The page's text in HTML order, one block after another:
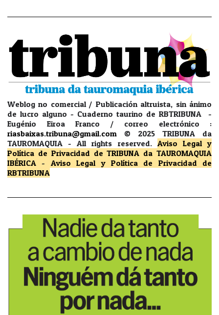
Weblog no comercial / Publicación altruista, sin ánimo
de lucro alguno - Cuaderno taurino de RBTRIBUNA -
Eugénio Eiroa Franco / correo electrónico :
riasbaixas.tribuna@gmail.com
© 2025 TRIBUNA da
TAUROMAQUIA -All rights reserved. Aviso Legal y
Política de Privacidad de TRIBUNA da TAUROMAQUIA
IBÉRICA - Aviso Legal y Política de Privacidad
de
RBTRIBUNA